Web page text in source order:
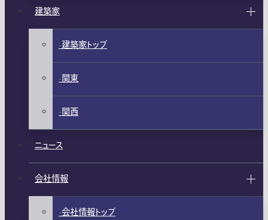
建築家
建築家トップ
関東
関西
ニュース
会社情報
会社情報トップ